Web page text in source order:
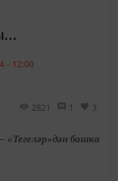
- 12:00
2821 1 3
«Тегеләр»дән башка